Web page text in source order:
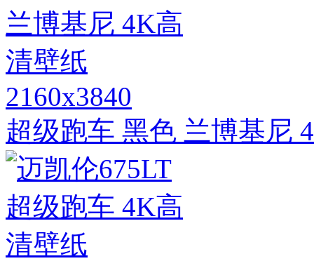
2160x3840
超级跑车 黑色 兰博基尼